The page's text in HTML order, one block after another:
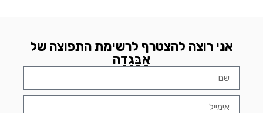
אני רוצה להצטרף לרשימת התפוצה של
אָבָּגָדָה